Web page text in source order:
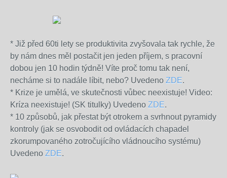
* Již před 60ti lety se produktivita zvyšovala tak rychle, že
by nám dnes měl postačit jen jeden příjem, s pracovní
dobou jen 10 hodin týdně! Víte proč tomu tak není,
necháme si to nadále líbit, nebo? Uvedeno ZDE.
* Krize je umělá, ve skutečnosti vůbec neexistuje! Video:
Kríza neexistuje! (SK titulky) Uvedeno ZDE.
* 10 způsobů, jak přestat být otrokem a svrhnout pyramidy
kontroly (jak se osvobodit od ovládacích chapadel
zkorumpovaného zotročujícího vládnoucího systému)
Uvedeno ZDE.